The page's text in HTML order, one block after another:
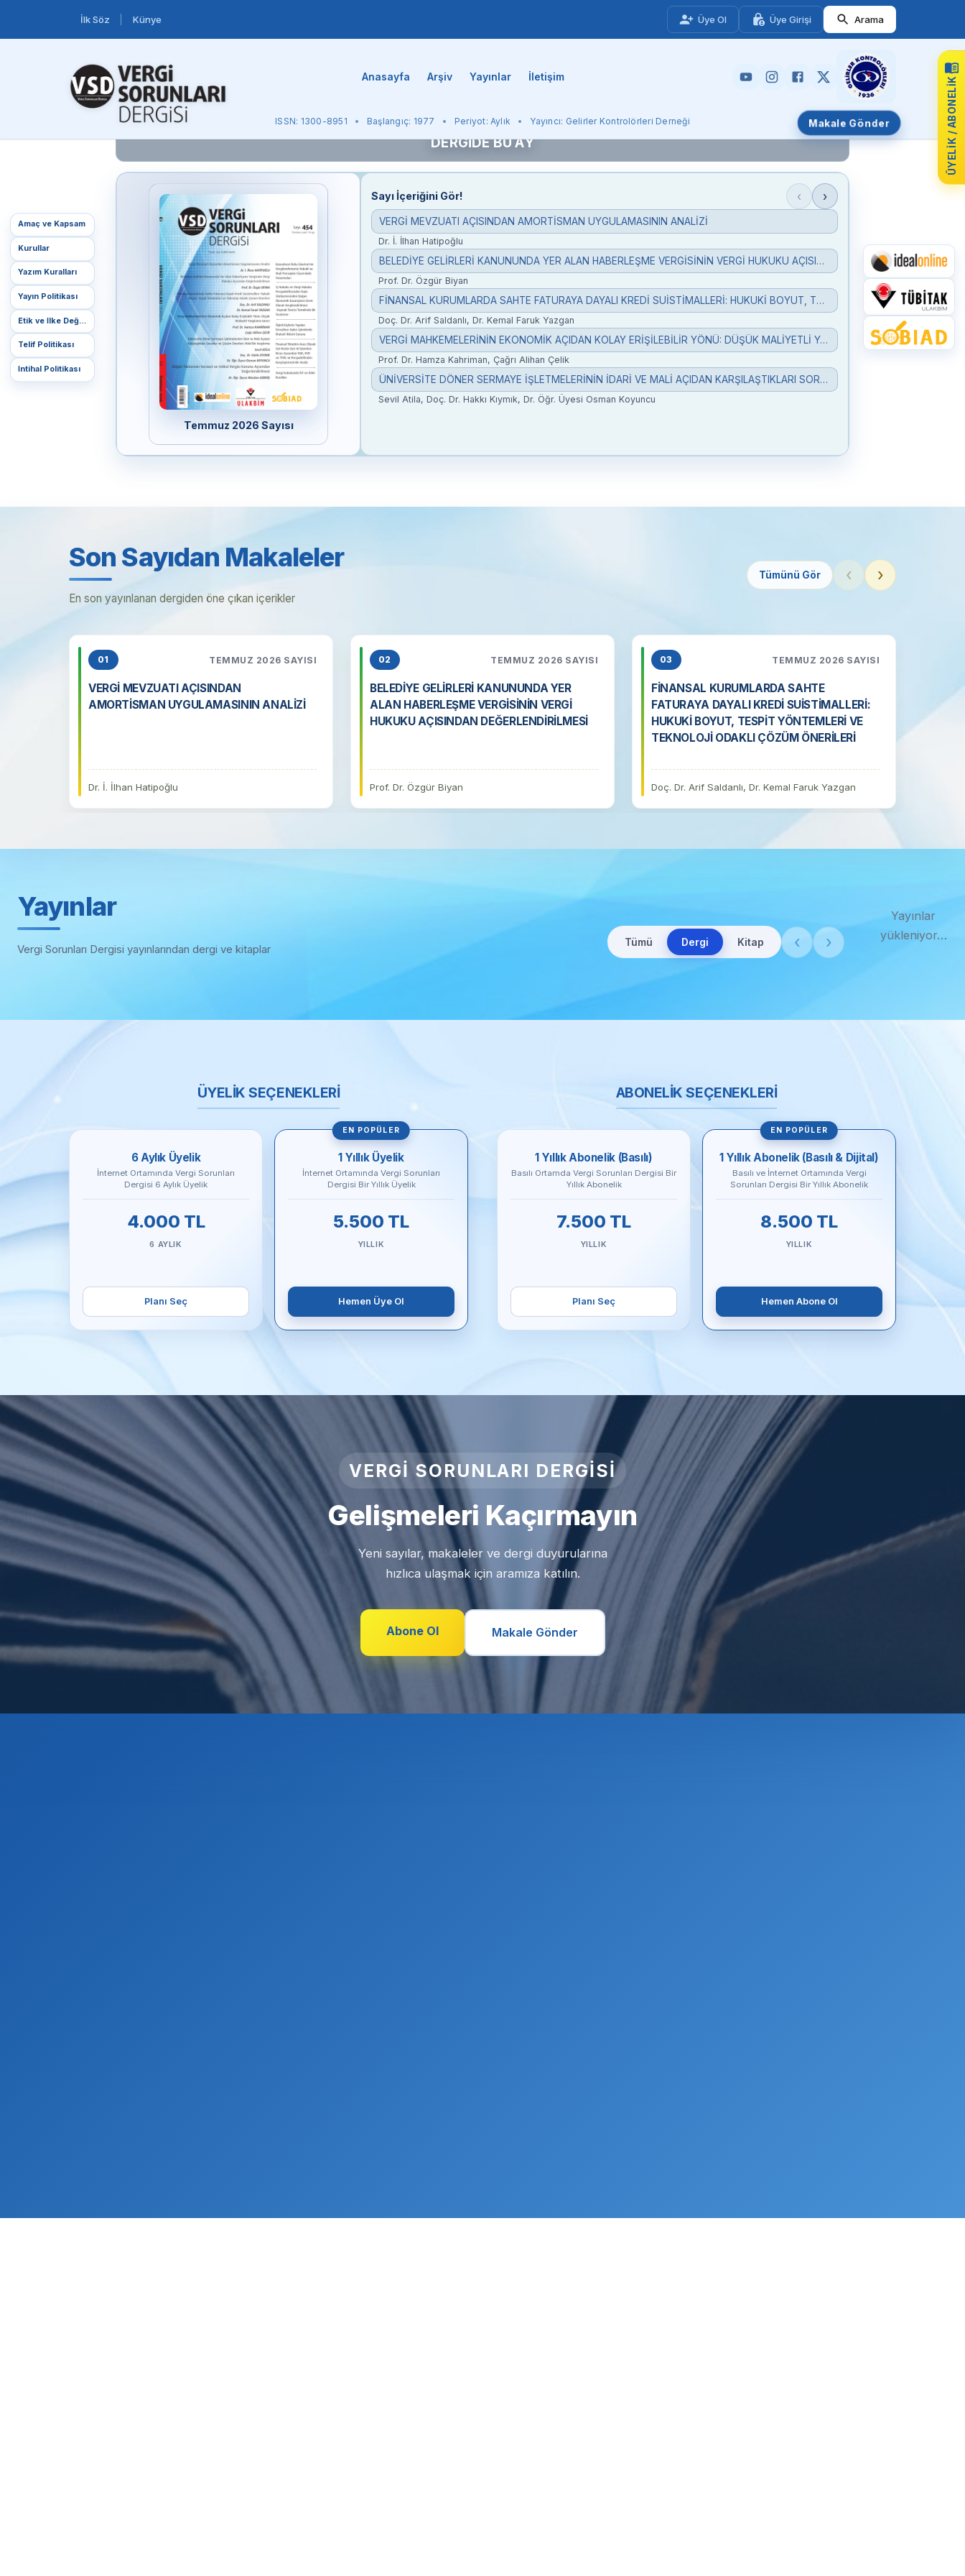
İlk Söz Künye Üye Ol Üye Girişi Arama
Anasayfa Arşiv Yayınlar İletişim
ISSN: 1300-8951 Başlangıç: 1977 Periyot: Aylık Yayıncı: Gelirler Kontrolörleri Derneği Makale Gönder ÜYELIK / ABONELIK
DERGİDE BU AY
Temmuz 2026 Sayısı
Sayı İçeriğini Gör! ‹ ›
VERGİ MEVZUATI AÇISINDAN AMORTİSMAN UYGULAMASININ ANALİZİ
Dr. İ. İlhan Hatipoğlu
BELEDİYE GELİRLERİ KANUNUNDA YER ALAN HABERLEŞME VERGİSİNİN VERGİ HUKUKU AÇISINDAN DEĞERLENDİRİLMESİ
Prof. Dr. Özgür Biyan
FİNANSAL KURUMLARDA SAHTE FATURAYA DAYALI KREDİ SUİSTİMALLERİ: HUKUKİ BOYUT, TESPİT YÖNTEMLERİ VE TEKNOLOJİ ODAKLI ÇÖZÜM ÖNERİLERİ
Doç. Dr. Arif Saldanlı, Dr. Kemal Faruk Yazgan
VERGİ MAHKEMELERİNİN EKONOMİK AÇIDAN KOLAY ERİŞİLEBİLİR YÖNÜ: DÜŞÜK MALİYETLİ YARGILAMA SÜRECİ
Prof. Dr. Hamza Kahriman, Çağrı Alihan Çelik
ÜNİVERSİTE DÖNER SERMAYE İŞLETMELERİNİN İDARİ VE MALİ AÇIDAN KARŞILAŞTIKLARI SORUNLAR VE ÇÖZÜM ÖNERİLERİ: NİTEL BİR ARAŞTIRMA
Sevil Atila, Doç. Dr. Hakkı Kıymık, Dr. Öğr. Üyesi Osman Koyuncu
Amaç ve Kapsam
Kurullar
Yazım Kuralları
Yayın Politikası
Etik ve İlke Değerleri
Telif Politikası
İntihal Politikası
Son Sayıdan Makaleler
En son yayınlanan dergiden öne çıkan içerikler
Tümünü Gör ‹ ›
01 TEMMUZ 2026 SAYISI
VERGİ MEVZUATI AÇISINDAN
AMORTİSMAN UYGULAMASININ ANALİZİ
Dr. İ. İlhan Hatipoğlu
02 TEMMUZ 2026 SAYISI
BELEDİYE GELİRLERİ KANUNUNDA YER
ALAN HABERLEŞME VERGİSİNİN VERGİ
HUKUKU AÇISINDAN DEĞERLENDİRİLMESİ
Prof. Dr. Özgür Biyan
03 TEMMUZ 2026 SAYISI
FİNANSAL KURUMLARDA SAHTE
FATURAYA DAYALI KREDİ SUİSTİMALLERİ:
HUKUKİ BOYUT, TESPİT YÖNTEMLERİ VE
TEKNOLOJİ ODAKLI ÇÖZÜM ÖNERİLERİ
Doç. Dr. Arif Saldanlı, Dr. Kemal Faruk Yazgan
Yayınlar
Vergi Sorunları Dergisi yayınlarından dergi ve kitaplar
Tümü Dergi Kitap ‹ ›
Yayınlar
yükleniyor…
ÜYELİK SEÇENEKLERİ
6 Aylık Üyelik
İnternet Ortamında Vergi Sorunları
Dergisi 6 Aylık Üyelik
4.000 TL
6 AYLIK
Planı Seç
EN POPÜLER
1 Yıllık Üyelik
İnternet Ortamında Vergi Sorunları
Dergisi Bir Yıllık Üyelik
5.500 TL
YILLIK
Hemen Üye Ol
ABONELİK SEÇENEKLERİ
1 Yıllık Abonelik (Basılı)
Basılı Ortamda Vergi Sorunları Dergisi Bir
Yıllık Abonelik
7.500 TL
YILLIK
Planı Seç
EN POPÜLER
1 Yıllık Abonelik (Basılı & Dijital)
Basılı ve İnternet Ortamında Vergi
Sorunları Dergisi Bir Yıllık Abonelik
8.500 TL
YILLIK
Hemen Abone Ol
VERGI SORUNLARI DERGISI
Gelişmeleri Kaçırmayın
Yeni sayılar, makaleler ve dergi duyurularına
hızlıca ulaşmak için aramıza katılın.
Abone Ol Makale Gönder